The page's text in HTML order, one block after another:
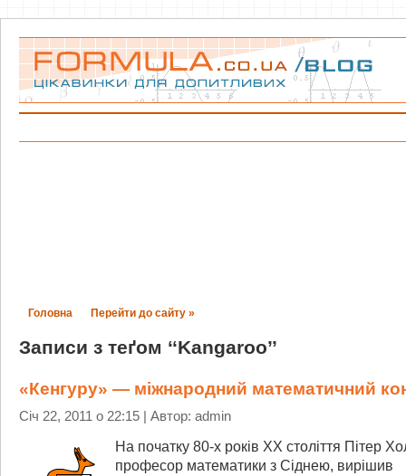
Головна Перейти до сайту »
Записи з теґом ‘‘Kangaroo’’
«Кенгуру» — міжнародний математичний
Січ 22, 2011 о 22:15 | Автор: admin
На початку 80-х років XX століття Пітер
професор математики з Сіднею, вирішив